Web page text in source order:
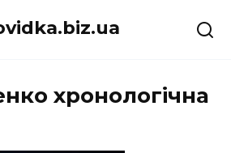
хронологічна